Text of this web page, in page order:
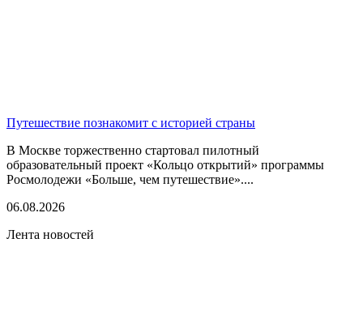
Путешествие познакомит с историей страны
В Москве торжественно стартовал пилотный
образовательный проект «Кольцо открытий» программы
Росмолодежи «Больше, чем путешествие»....
06.08.2026
Лента новостей